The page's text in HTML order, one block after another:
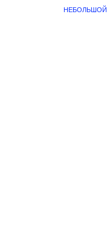
НЕБОЛЬШОЙ